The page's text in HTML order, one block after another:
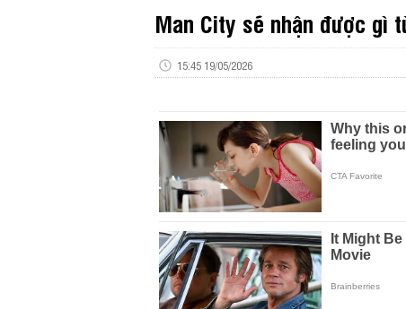
Man City sẽ nhận được gì
15:45 19/05/2026